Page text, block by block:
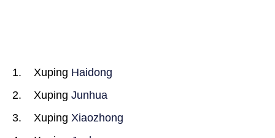
Xuping Haidong
Xuping Junhua
Xuping Xiaozhong